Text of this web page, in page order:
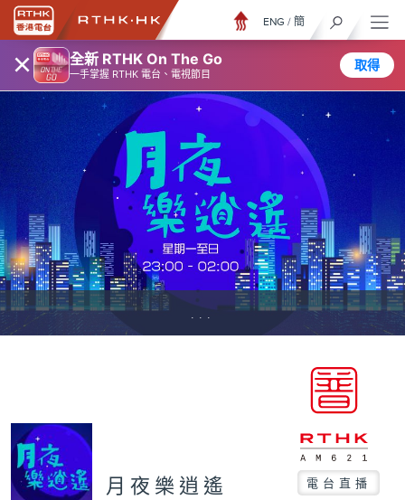
× 全新 RTHK On The Go
一手掌握 RTHK 電台、電視節目
取得
ENG / 簡
...
月夜樂逍遙 電台直播